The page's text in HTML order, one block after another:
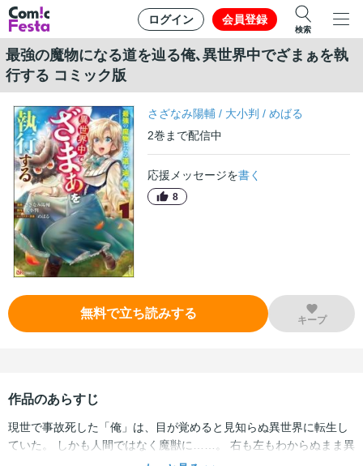
ログイン 会員登録
検索
最強の魔物になる道を辿る俺､異世界中でざまぁを執
行する コミック版
さざなみ陽輔 / 大小判 /めばる
2巻 まで配信中
応援メッセージを書く
8
無料で立ち読みする キープ
作品のあらすじ
現世で事故死した「俺」は、目が覚めると見知らぬ異世界に転生し
ていた。 しかも人間ではなく魔獣に……。 右も左もわからぬまま異
世界の魔物に襲われ、なんとか命からがら逃げ延びた先で公爵令嬢